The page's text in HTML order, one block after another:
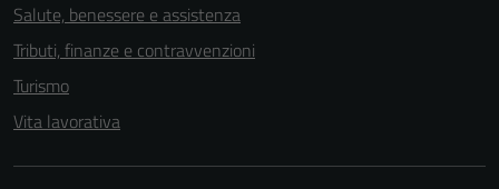
Salute, benessere e assistenza
Tributi, finanze e contravvenzioni
Turismo
Vita lavorativa